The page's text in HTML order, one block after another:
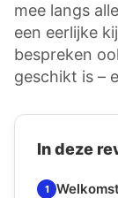
mee langs
een eerlijke
bespreken
geschikt is –
In deze
1